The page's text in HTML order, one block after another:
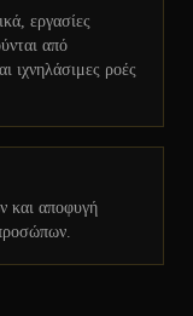
εργασίες
από
ιχνηλάσιμες ροές
και αποφυγή